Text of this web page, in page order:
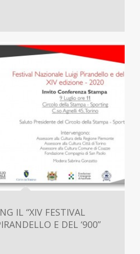
IL “XIV FESTIVAL
E DEL ‘900”